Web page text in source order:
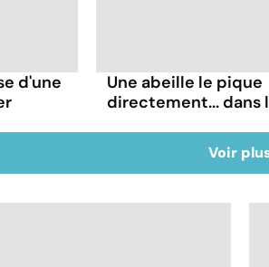
d'une
Une abeille le pique
directement... dans
Voir